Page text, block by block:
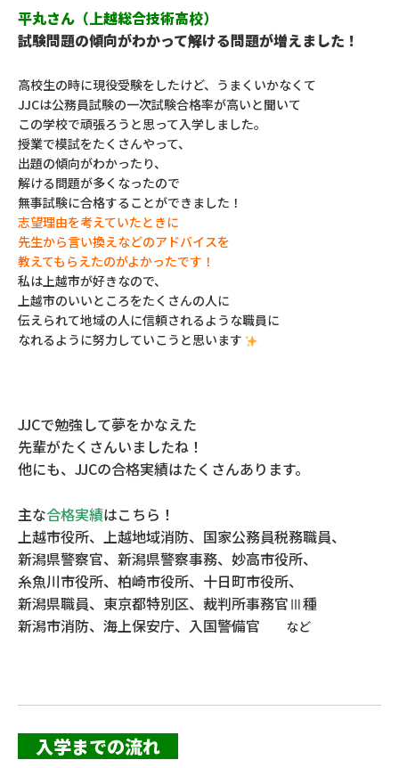
平丸さん（上越総合技術高校）
試験問題の傾向がわかって解ける問題が増えました！
高校生の時に現役受験をしたけど、うまくいかなくて
JJCは公務員試験の一次試験合格率が高いと聞いて
この学校で頑張ろうと思って入学しました。
授業で模試をたくさんやって、
出題の傾向がわかったり、
解ける問題が多くなったので
無事試験に合格することができました！
志望理由を考えていたときに
先生から言い換えなどのアドバイスを
教えてもらえたのがよかったです！
私は上越市が好きなので、
上越市のいいところをたくさんの人に
伝えられて地域の人に信頼されるような職員に
なれるように努力していこうと思います
JJCで勉強して夢をかなえた
先輩がたくさんいましたね！
他にも、JJCの合格実績はたくさんあります。
主な合格実績はこちら！
上越市役所、上越地域消防、国家公務員税務職員、
新潟県警察官、新潟県警察事務、妙高市役所、
糸魚川市役所、柏崎市役所、十日町市役所、
新潟県職員、東京都特別区、裁判所事務官Ⅲ種
新潟市消防、海上保安庁、入国警備官
など
入学までの流れ